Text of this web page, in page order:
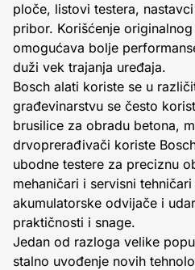
ploče, listovi testera,
pribor. Korišćenje
omogućava bolje
duži vek trajanja uređaja.
Bosch alati koriste se u
građevinarstvu se često
brusilice za obradu betona,
drvoprerađivači koriste
ubodne testere za preciznu
mehaničari i servisni
akumulatorske odvijače i
praktičnosti i snage.
Jedan od razloga velike
stalno uvođenje novih